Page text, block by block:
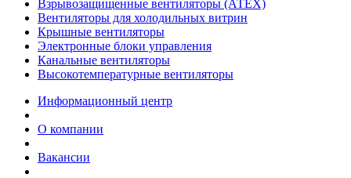
Взрывозащищенные вентиляторы (АТЕХ)
Вентиляторы для холодильных витрин
Крышные вентиляторы
Электронные блоки управления
Канальные вентиляторы
Высокотемпературные вентиляторы
Информационный центр
О компании
Вакансии